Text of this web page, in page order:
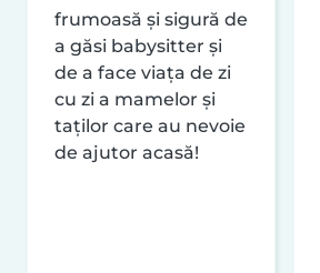
frumoasă și sigură de
a găsi babysitter și
de a face viața de zi
cu zi a mamelor și
taților care au nevoie
de ajutor acasă!